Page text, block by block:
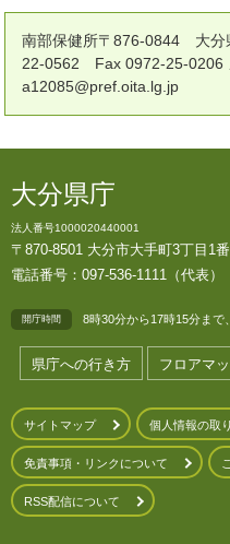
南部保健所〒876-0844 大分
22-0562 Fax 0972-25-0206
a12085@pref.oita.lg.jp
大分県庁
法人番号1000020440001
〒870-8501 大分市大手町3丁目1
電話番号：097-536-1111（代表）
開庁時間 8時30分から17時15分まで
県庁への行き方 フロアマ
サイトマップ 個人情報の取
免責事項・リンクについて
RSS配信について